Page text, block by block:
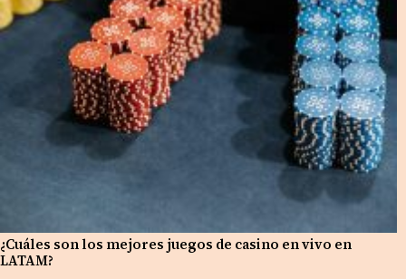
¿Cuáles son los mejores juegos de casino en vivo en
LATAM?